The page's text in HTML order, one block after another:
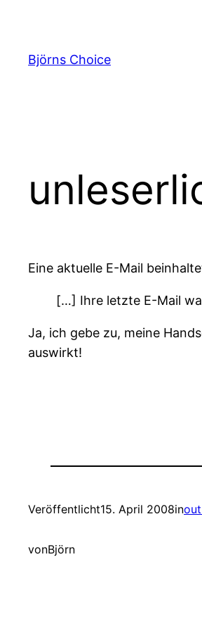
springen
Björns Choice
Eine aktuelle E-Mail
[…] Ihre letzte E-Mail
Ja, ich gebe zu, meine
auswirkt!
Veröffentlicht15. April 2008in
vonBjörn